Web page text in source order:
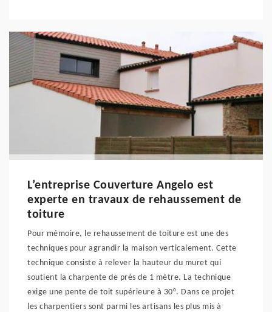
L’entreprise Couverture Angelo est
experte en travaux de rehaussement de
toiture
Pour mémoire, le rehaussement de toiture est une des
techniques pour agrandir la maison verticalement. Cette
technique consiste à relever la hauteur du muret qui
soutient la charpente de près de 1 mètre. La technique
exige une pente de toit supérieure à 30°. Dans ce projet
les charpentiers sont parmi les artisans les plus mis à